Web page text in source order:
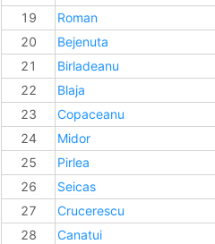
19
Roman
20
Bejenuta
21
Birladeanu
22
Blaja
23
Copaceanu
24
Midor
25
Pirlea
26
Seicas
27
Crucerescu
28
Canatui